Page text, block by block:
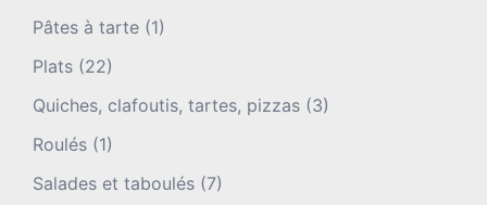
Pâtes à tarte (1)
Plats (22)
Quiches, clafoutis, tartes, pizzas (3)
Roulés (1)
Salades et taboulés (7)